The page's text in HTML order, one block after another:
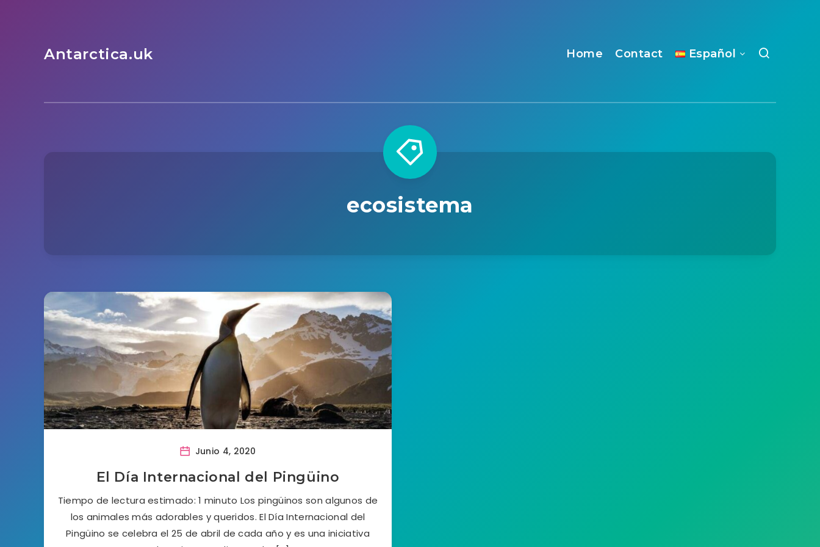
Antarctica.uk Home Contact Español
ecosistema
Junio 4, 2020
El Día Internacional del Pingüino
Tiempo de lectura estimado: 1 minuto Los pingüinos son algunos de
los animales más adorables y queridos. El Día Internacional del
Pingüino se celebra el 25 de abril de cada año y es una iniciativa